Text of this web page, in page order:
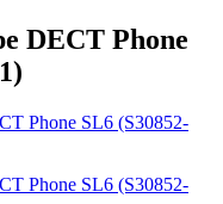
DECT Phone